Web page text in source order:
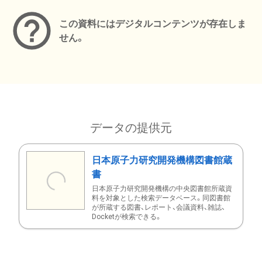
この資料にはデジタルコンテンツが存在しま
せん。
データの提供元
日本原子力研究開発機構図書館蔵
書
日本原子力研究開発機構の中央図書館所蔵資
料を対象とした検索データベース。同図書館
が所蔵する図書、レポート、会議資料、雑誌、
Docketが検索できる。